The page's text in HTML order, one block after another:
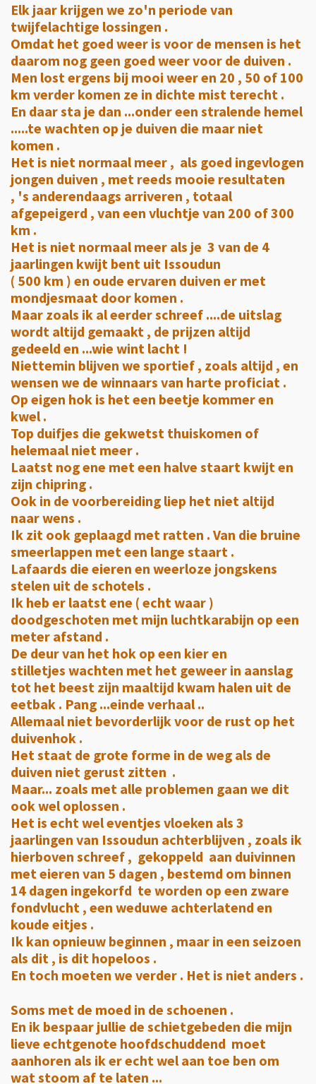
Elk jaar krijgen we zo'n periode van
twijfelachtige lossingen .
Omdat het goed weer is voor de mensen is het
daarom nog geen goed weer voor de duiven .
Men lost ergens bij mooi weer en 20 , 50 of 100
km verder komen ze in dichte mist terecht .
En daar sta je dan ...onder een stralende hemel
.....te wachten op je duiven die maar niet
komen .
Het is niet normaal meer , als goed ingevlogen
jongen duiven , met reeds mooie resultaten
, 's anderendaags arriveren , totaal
afgepeigerd , van een vluchtje van 200 of 300
km .
Het is niet normaal meer als je 3 van de 4
jaarlingen kwijt bent uit Issoudun
( 500 km ) en oude ervaren duiven er met
mondjesmaat door komen .
Maar zoals ik al eerder schreef ....de uitslag
wordt altijd gemaakt , de prijzen altijd
gedeeld en ...wie wint lacht !
Niettemin blijven we sportief , zoals altijd , en
wensen we de winnaars van harte proficiat .
Op eigen hok is het een beetje kommer en
kwel .
Top duifjes die gekwetst thuiskomen of
helemaal niet meer .
Laatst nog ene met een halve staart kwijt en
zijn chipring .
Ook in de voorbereiding liep het niet altijd
naar wens .
Ik zit ook geplaagd met ratten . Van die bruine
smeerlappen met een lange staart .
Lafaards die eieren en weerloze jongskens
stelen uit de schotels .
Ik heb er laatst ene ( echt waar )
doodgeschoten met mijn luchtkarabijn op een
meter afstand .
De deur van het hok op een kier en
stilletjes wachten met het geweer in aanslag
tot het beest zijn maaltijd kwam halen uit de
eetbak . Pang ...einde verhaal ..
Allemaal niet bevorderlijk voor de rust op het
duivenhok .
Het staat de grote forme in de weg als de
duiven niet gerust zitten .
Maar... zoals met alle problemen gaan we dit
ook wel oplossen .
Het is echt wel eventjes vloeken als 3
jaarlingen van Issoudun achterblijven , zoals ik
hierboven schreef , gekoppeld aan duivinnen
met eieren van 5 dagen , bestemd om binnen
14 dagen ingekorfd te worden op een zware
fondvlucht , een weduwe achterlatend en
koude eitjes .
Ik kan opnieuw beginnen , maar in een seizoen
als dit , is dit hopeloos .
En toch moeten we verder . Het is niet anders .
Soms met de moed in de schoenen .
En ik bespaar jullie de schietgebeden die mijn
lieve echtgenote hoofdschuddend moet
aanhoren als ik er echt wel aan toe ben om
wat stoom af te laten ...